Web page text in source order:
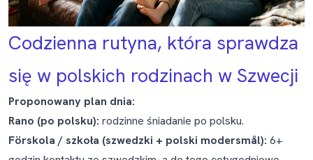
Codzienna rutyna, która sprawdza
się w polskich rodzinach w Szwecji
Proponowany plan dnia:
Rano (po polsku): rodzinne śniadanie po polsku.
Förskola / szkoła (szwedzki + polski modersmål): 6+